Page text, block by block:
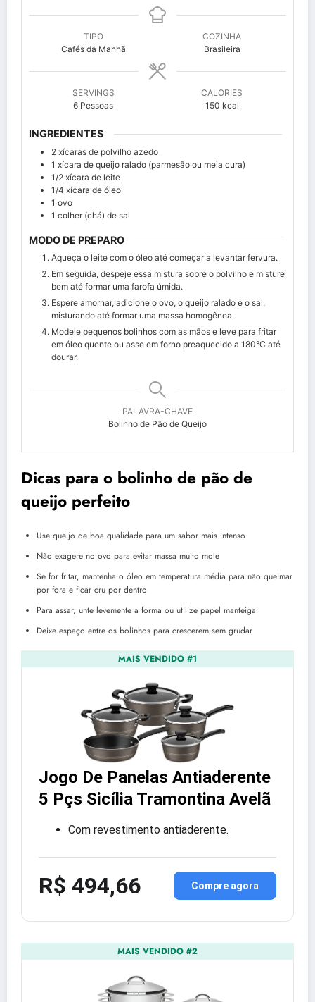
TIPO
Cafés da Manhã
COZINHA
Brasileira
SERVINGS
6 Pessoas
CALORIES
150 kcal
INGREDIENTES
2 xícaras de polvilho azedo
1 xícara de queijo ralado (parmesão ou meia cura)
1/2 xícara de leite
1/4 xícara de óleo
1 ovo
1 colher (chá) de sal
MODO DE PREPARO
Aqueça o leite com o óleo até começar a levantar fervura.
Em seguida, despeje essa mistura sobre o polvilho e misture
bem até formar uma farofa úmida.
Espere amornar, adicione o ovo, o queijo ralado e o sal,
misturando até formar uma massa homogênea.
Modele pequenos bolinhos com as mãos e leve para fritar
em óleo quente ou asse em forno preaquecido a 180°C até
dourar.
PALAVRA-CHAVE
Bolinho de Pão de Queijo
Dicas para o bolinho de pão de
queijo perfeito
Use queijo de boa qualidade para um sabor mais intenso
Não exagere no ovo para evitar massa muito mole
Se for fritar, mantenha o óleo em temperatura média para não queimar
por fora e ficar cru por dentro
Para assar, unte levemente a forma ou utilize papel manteiga
Deixe espaço entre os bolinhos para crescerem sem grudar
MAIS VENDIDO #1
Jogo De Panelas Antiaderente
5 Pçs Sicília Tramontina Avelã
Com revestimento antiaderente.
R$ 494,66 Compre agora
MAIS VENDIDO #2